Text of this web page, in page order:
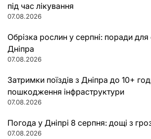
під час лікування
07.08.2026
Обрізка рослин у серпні: поради для
Дніпра
07.08.2026
Затримки поїздів з Дніпра до 10+
пошкодження інфраструктури
07.08.2026
Погода у Дніпрі 8 серпня: дощі з
07.08.2026